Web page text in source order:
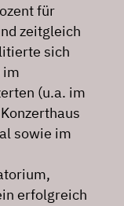
für
zeitgleich
sich
im
(u.a. im
sowie im
erfolgreich